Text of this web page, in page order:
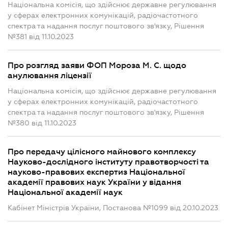
Національна комісія, що здійснює державне регулювання
у сферах електронних комунікацій, радіочастотного
спектра та надання послуг поштового зв'язку, Рішення
№381 від 11.10.2023
Про розгляд заяви ФОП Мороза М. С. щодо
анулювання ліцензії
Національна комісія, що здійснює державне регулювання
у сферах електронних комунікацій, радіочастотного
спектра та надання послуг поштового зв'язку, Рішення
№380 від 11.10.2023
Про передачу цілісного майнового комплексу
Науково-дослідного інституту правотворчості та
науково-правових експертиз Національної
академії правових наук України у відання
Національної академії наук
Кабінет Міністрів України, Постанова №1099 від 20.10.2023